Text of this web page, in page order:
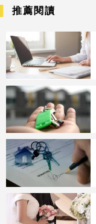
推薦閱讀